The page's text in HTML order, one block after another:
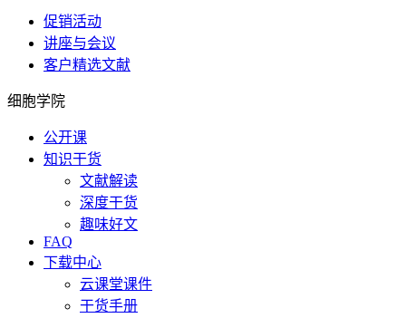
促销活动
讲座与会议
客户精选文献
细胞学院
公开课
知识干货
文献解读
深度干货
趣味好文
FAQ
下载中心
云课堂课件
干货手册